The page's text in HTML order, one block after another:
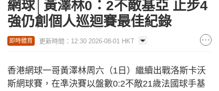
網球│黃澤林0：2不敵基亞 止步4
強仍創個人巡迴賽最佳紀錄
即時體育 更新時間：12:30 2026-08-01 HKT
香港網球一哥黃澤林周六（1日）繼續出戰洛斯卡沃
斯網球賽，在凖決賽以盤數0:2不敵21歲法國球手基